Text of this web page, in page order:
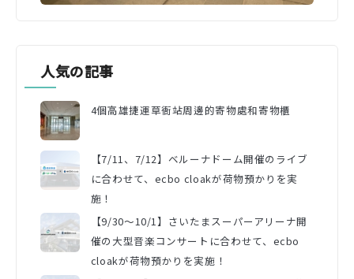
人気の記事
4個高雄捷運草衙站周邊的寄物處和寄物櫃
【7/11、7/12】ベルーナドーム開催のライブ
に合わせて、ecbo cloakが荷物預かりを実
施！
【9/30〜10/1】さいたまスーパーアリーナ開
催の大型音楽コンサートに合わせて、ecbo
cloakが荷物預かりを実施！